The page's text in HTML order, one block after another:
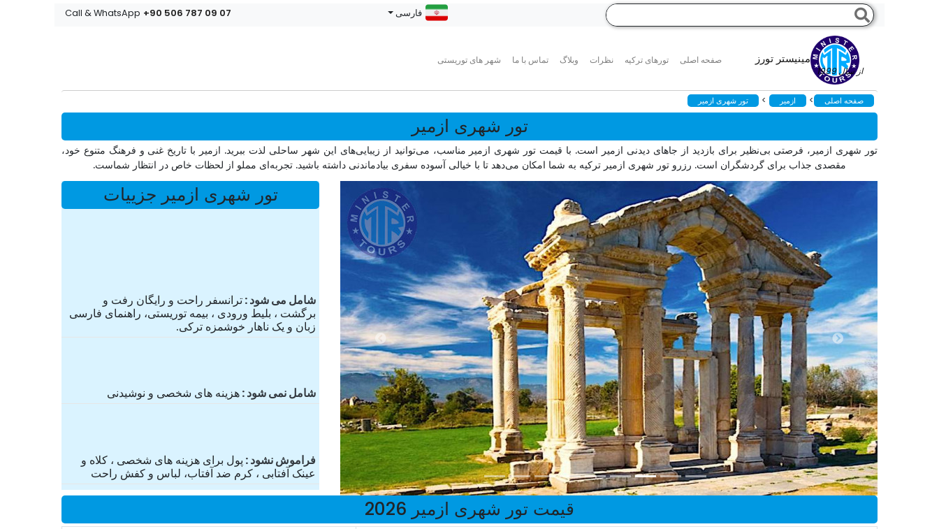
مینیستر تورز
از سال 1999
صفحه اصلی تورهای ترکیه نظرات وبلاگ تماس با ما شهر های توریستی
فارسی Call & WhatsApp +90 506 787 09 07
صفحه اصلی > ازمیر > تور شهری ازمیر
تور شهری ازمیر
تور شهری ازمیر، فرصتی بی‌نظیر برای بازدید از جاهای دیدنی ازمیر است. با قیمت تور شهری ازمیر مناسب، می‌توانید از زیبایی‌های این شهر ساحلی لذت ببرید. ازمیر با تاریخ غنی و فرهنگ متنوع خود،
مقصدی جذاب برای گردشگران است. رزرو تور شهری ازمیر ترکیه به شما امکان می‌دهد تا با خیالی آسوده سفری بیادماندنی داشته باشید. تجربه‌ای مملو از لحظات خاص در انتظار شماست.
تور شهری ازمیر جزییات
شامل می شود ترانسفر راحت و رایگان رفت و
برگشت ، بلیط ورودی ، بیمه توریستی، راهنمای فارسی
زبان و یک ناهار خوشمزه ترکی.
شامل نمی شود هزینه های شخصی و نوشیدنی
فراموش نشود پول برای هزینه های شخصی ، کلاه و
عینک آفتابی ، کرم ضد آفتاب، لباس و کفش راحت
قیمت تور شهری ازمیر 2026